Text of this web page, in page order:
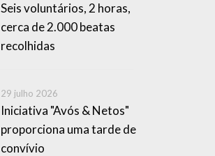
Seis voluntários, 2 horas,
cerca de 2.000 beatas
recolhidas
29 julho 2026
Iniciativa "Avós & Netos"
proporciona uma tarde de
convívio